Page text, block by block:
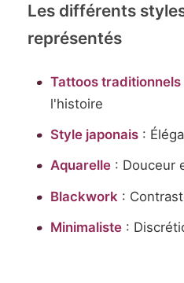
Les différents
représentés
Tattoos traditionnels
l'histoire
Style japonais:
Aquarelle: Douceur
Blackwork :
Minimaliste: